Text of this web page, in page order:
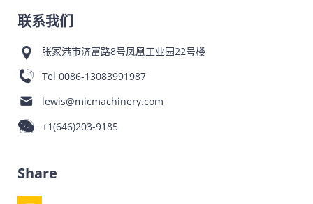
联系我们
张家港市济富路8号凤凰工业园22号楼
Tel 0086-13083991987
lewis@micmachinery.com
+1(646)203-9185
Share